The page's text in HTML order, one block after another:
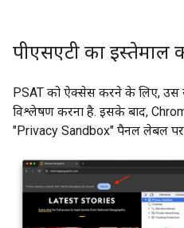
पीएसएटी का इस्तेमाल
PSAT को ऐक्सेस करने के लिए,
विश्लेषण करना है. इसके बाद,
"Privacy Sandbox" पैनल लेबल